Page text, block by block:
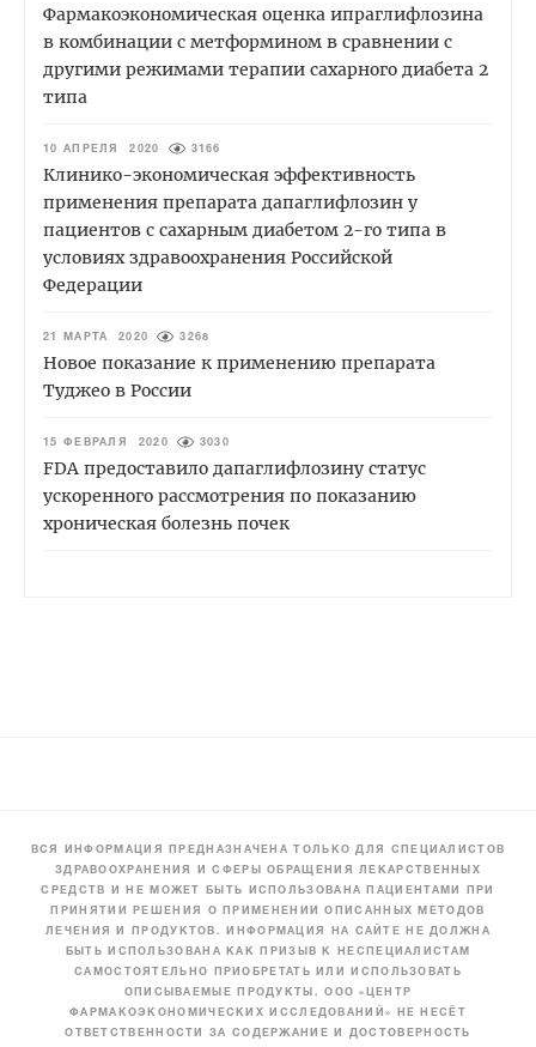
Фармакоэкономическая оценка ипраглифлозина
в комбинации с метформином в сравнении с
другими режимами терапии сахарного диабета 2
типа
10 АПРЕЛЯ 2020 3166
Клинико-экономическая эффективность
применения препарата дапаглифлозин у
пациентов с сахарным диабетом 2-го типа в
условиях здравоохранения Российской
Федерации
21 МАРТА 2020 3268
Новое показание к применению препарата
Туджео в России
15 ФЕВРАЛЯ 2020 3030
FDA предоставило дапаглифлозину статус
ускоренного рассмотрения по показанию
хроническая болезнь почек
ВСЯ ИНФОРМАЦИЯ ПРЕДНАЗНАЧЕНА ТОЛЬКО ДЛЯ СПЕЦИАЛИСТОВ
ЗДРАВООХРАНЕНИЯ И СФЕРЫ ОБРАЩЕНИЯ ЛЕКАРСТВЕННЫХ
СРЕДСТВ И НЕ МОЖЕТ БЫТЬ ИСПОЛЬЗОВАНА ПАЦИЕНТАМИ ПРИ
ПРИНЯТИИ РЕШЕНИЯ О ПРИМЕНЕНИИ ОПИСАННЫХ МЕТОДОВ
ЛЕЧЕНИЯ И ПРОДУКТОВ. ИНФОРМАЦИЯ НА САЙТЕ НЕ ДОЛЖНА
БЫТЬ ИСПОЛЬЗОВАНА КАК ПРИЗЫВ К НЕСПЕЦИАЛИСТАМ
САМОСТОЯТЕЛЬНО ПРИОБРЕТАТЬ ИЛИ ИСПОЛЬЗОВАТЬ
ОПИСЫВАЕМЫЕ ПРОДУКТЫ. ООО «ЦЕНТР
ФАРМАКОЭКОНОМИЧЕСКИХ ИССЛЕДОВАНИЙ» НЕ НЕСЁТ
ОТВЕТСТВЕННОСТИ ЗА СОДЕРЖАНИЕ И ДОСТОВЕРНОСТЬ